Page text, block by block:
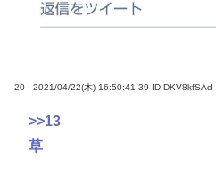
20 : 2021/04/22(木) 16:50:41.39 ID:DKV8kfSAd
>>13
草